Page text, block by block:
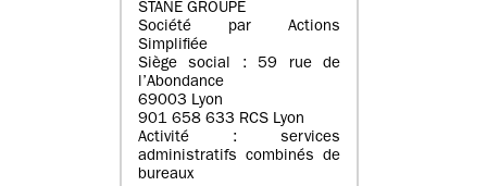
STANE GROUPE
Société par Actions
Simplifiée
Siège social : 59 rue de
l’Abondance
69003 Lyon
901 658 633 RCS Lyon
Activité : services
administratifs combinés de
bureaux